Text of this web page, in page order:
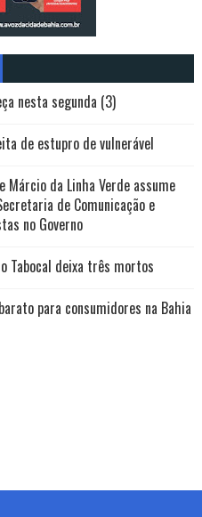
nesta segunda (3)
de estupro de vulnerável
Márcio da Linha Verde assume
de Comunicação e
no Governo
Tabocal deixa três mortos
para consumidores na Bahia